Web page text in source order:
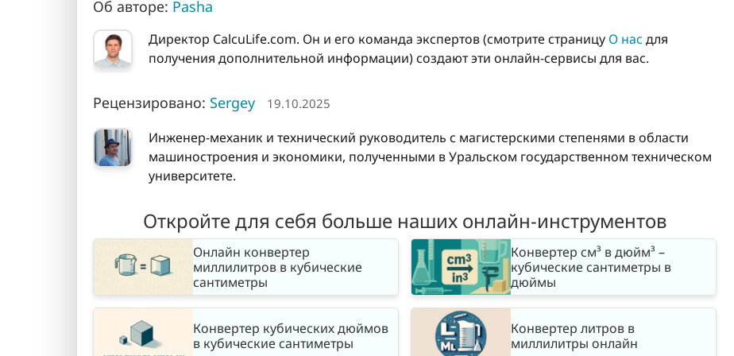
Об авторе: Pasha
Директор CalcuLife.com. Он и его команда экспертов (смотрите страницу О нас для
получения дополнительной информации) создают эти онлайн-сервисы для вас.
Рецензировано: Sergey 19.10.2025
Инженер-механик и технический руководитель с магистерскими степенями в области
машиностроения и экономики, полученными в Уральском государственном техническом
университете.
Откройте для себя больше наших онлайн-инструментов
Онлайн конвертер
миллилитров в кубические
сантиметры
Конвертер см³ в дюйм³ –
кубические сантиметры в
дюймы
Конвертер кубических дюймов
в кубические сантиметры
Конвертер литров в
миллилитры онлайн